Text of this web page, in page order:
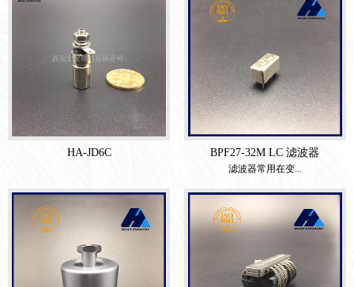
HA-JD6C BPF27-32M LC 滤波器
滤波器常用在变...